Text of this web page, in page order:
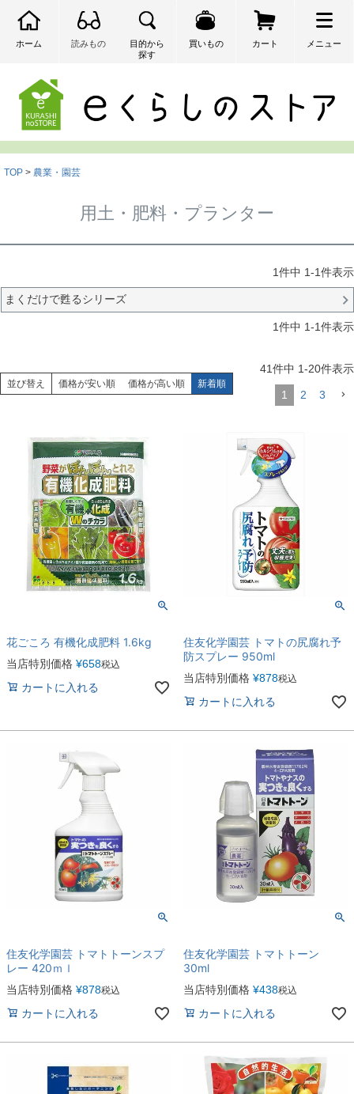
ホーム 読みもの
目的から
探す
買いもの カート メニュー
TOP 農業・園芸
用土・肥料・プランター
1件中 1-1件表示
まくだけで甦るシリーズ
1件中 1-1件表示
並び替え 価格が安い順 価格が高い順 新着順
41件中 1-20件表示
1 2 3
花ごころ 有機化成肥料 1.6kg
当店特別価格 ¥658税込
カートに入れる
住友化学園芸 トマトの尻腐れ予
防スプレー 950ml
当店特別価格 ¥878税込
カートに入れる
住友化学園芸 トマトトーンスプ
レー 420ｍｌ
当店特別価格 ¥878税込
カートに入れる
住友化学園芸 トマトトーン
30ml
当店特別価格 ¥438税込
カートに入れる